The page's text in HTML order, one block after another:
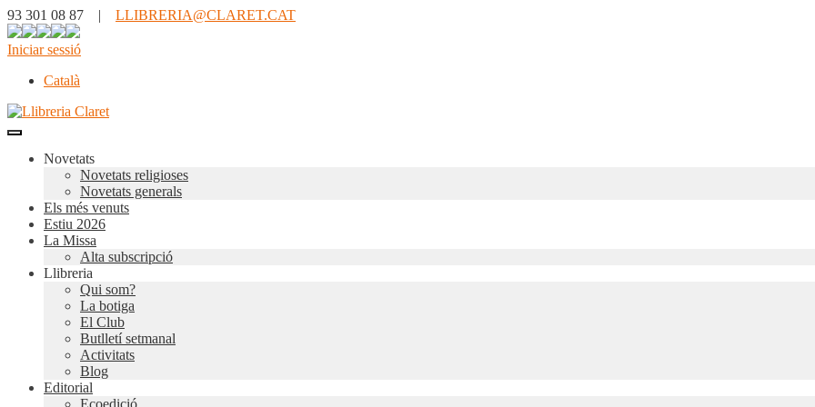
93 301 08 87 | LLIBRERIA@CLARET.CAT
Iniciar sessió
Català
Novetats
Novetats religioses
Novetats generals
Els més venuts
Estiu 2026
La Missa
Alta subscripció
Llibreria
Qui som?
La botiga
El Club
Butlletí setmanal
Activitats
Blog
Editorial
Ecoedició